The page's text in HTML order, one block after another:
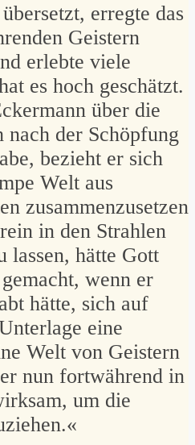
erregte das
Geistern
erlebte viele
es hoch geschätzt.
über die
nach der Schöpfung
bezieht er sich
Welt aus
zusammenzusetzen
in den Strahlen
lassen, hätte Gott
wenn er
hätte, sich auf
eine
Welt von Geistern
nun fortwährend in
um die